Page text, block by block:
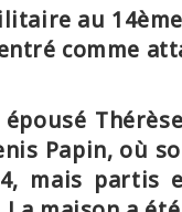
au
comme
Papin, où
mais partis